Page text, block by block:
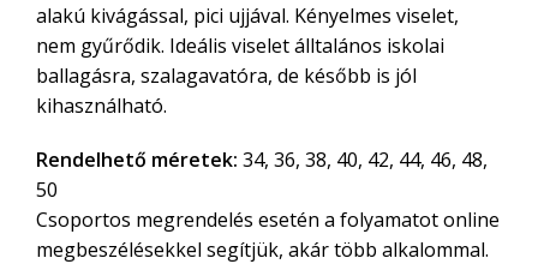
alakú kivágással, pici ujjával. Kényelmes viselet,
nem gyűrődik. Ideális viselet álltalános iskolai
ballagásra, szalagavatóra, de később is jól
kihasználható.
Rendelhető méretek: 34, 36, 38, 40, 42, 44, 46, 48,
50
Csoportos megrendelés esetén a folyamatot online
megbeszélésekkel segítjük, akár több alkalommal.